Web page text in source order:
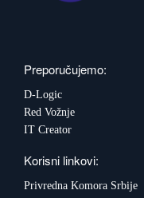
Preporučujemo:
D-Logic
Red Vožnje
IT Creator
Korisni linkovi:
Privredna Komora Srbije